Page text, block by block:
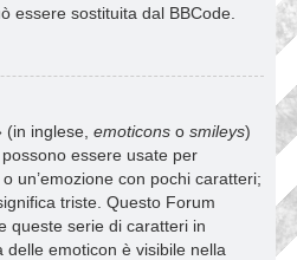
essere sostituita dal BBCode.
inglese, emoticons o smileys)
essere usate per
un’emozione con pochi caratteri;
triste. Questo Forum
queste serie di caratteri in
delle emoticon è visibile nella